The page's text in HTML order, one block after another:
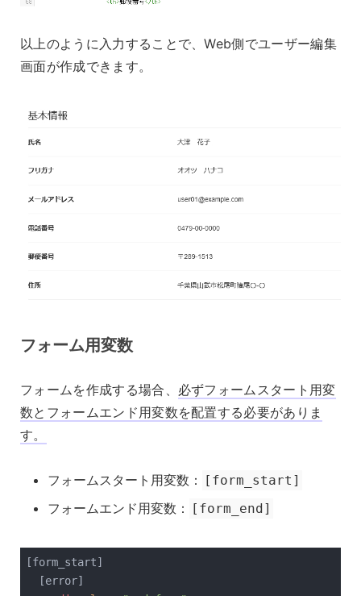
以上のように入力することで、Web側でユーザー編集
画面が作成できます。
フォーム用変数
フォームを作成する場合、 必ずフォームスタート用変
数とフォームエンド用変数を配置する必要がありま
す。
フォームスタート用変数： [form_start]
フォームエンド用変数： [form_end]
[form_start]
  [error]